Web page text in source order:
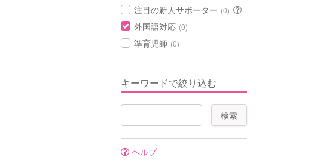
注目の新人サポーター (0)
外国語対応 (0)
準育児師 (0)
キーワードで絞り込む
ヘルプ